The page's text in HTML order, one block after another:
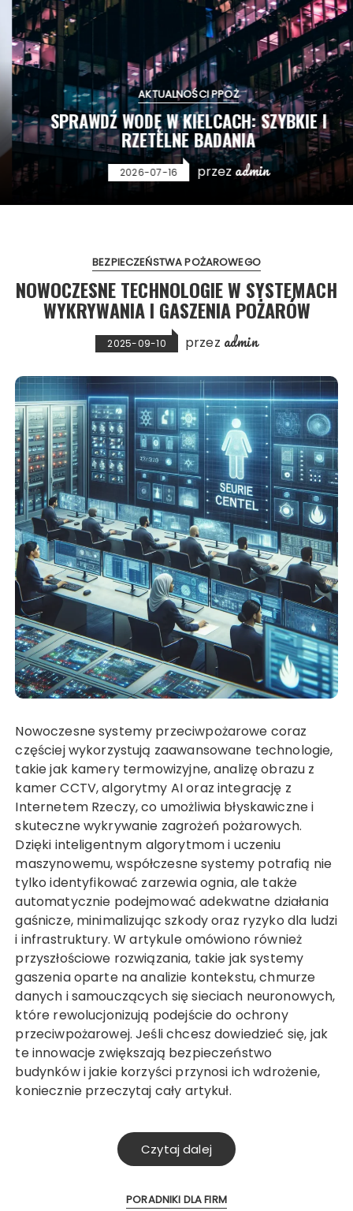
AKTUALNOŚCI PPOŻ
SPRAWDŹ WODĘ W KIELCACH: SZYBKIE I
RZETELNE BADANIA
2026-07-16 przezadmin
BEZPIECZEŃSTWA POŻAROWEGO
NOWOCZESNE TECHNOLOGIE W SYSTEMACH
WYKRYWANIA I GASZENIA POŻARÓW
2025-09-10 przez admin
Nowoczesne systemy przeciwpożarowe coraz
częściej wykorzystują zaawansowane technologie,
takie jak kamery termowizyjne, analizę obrazu z
kamer CCTV, algorytmy AI oraz integrację z
Internetem Rzeczy, co umożliwia błyskawiczne i
skuteczne wykrywanie zagrożeń pożarowych.
Dzięki inteligentnym algorytmom i uczeniu
maszynowemu, współczesne systemy potrafią nie
tylko identyfikować zarzewia ognia, ale także
automatycznie podejmować adekwatne działania
gaśnicze, minimalizując szkody oraz ryzyko dla ludzi
i infrastruktury. W artykule omówiono również
przyszłościowe rozwiązania, takie jak systemy
gaszenia oparte na analizie kontekstu, chmurze
danych i samouczących się sieciach neuronowych,
które rewolucjonizują podejście do ochrony
przeciwpożarowej. Jeśli chcesz dowiedzieć się, jak
te innowacje zwiększają bezpieczeństwo
budynków i jakie korzyści przynosi ich wdrożenie,
koniecznie przeczytaj cały artykuł.
Czytaj dalej
PORADNIKI DLA FIRM